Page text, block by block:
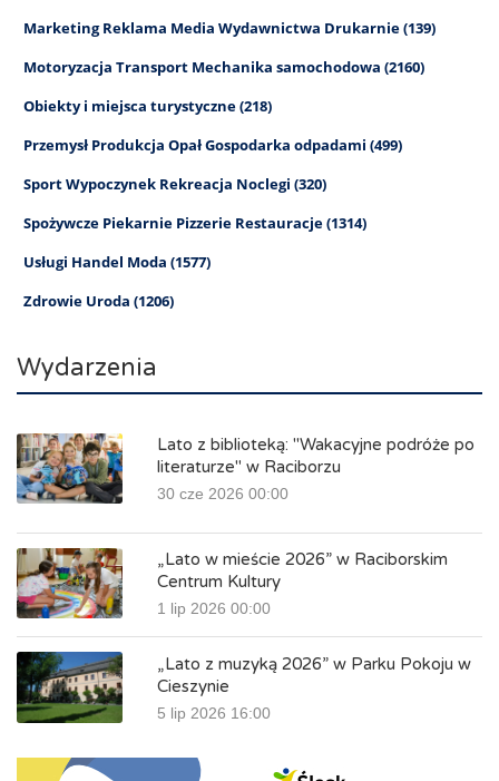
Marketing Reklama Media Wydawnictwa Drukarnie (139)
Motoryzacja Transport Mechanika samochodowa (2160)
Obiekty i miejsca turystyczne (218)
Przemysł Produkcja Opał Gospodarka odpadami (499)
Sport Wypoczynek Rekreacja Noclegi (320)
Spożywcze Piekarnie Pizzerie Restauracje (1314)
Usługi Handel Moda (1577)
Zdrowie Uroda (1206)
Wydarzenia
Lato z biblioteką: "Wakacyjne podróże po
literaturze" w Raciborzu
30 cze 2026 00:00
„Lato w mieście 2026” w Raciborskim
Centrum Kultury
1 lip 2026 00:00
„Lato z muzyką 2026” w Parku Pokoju w
Cieszynie
5 lip 2026 16:00